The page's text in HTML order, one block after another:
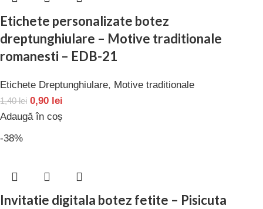
Etichete personalizate botez
dreptunghiulare – Motive traditionale
romanesti – EDB-21
Etichete Dreptunghiulare, Motive traditionale
1,40lei 0,90 lei
Adaugă în coș
-38%
Invitatie digitala botez fetite – Pisicuta